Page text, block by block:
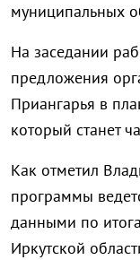
муниципальных
На заседании
предложения
Приангарья в
который станет
Как отметил
программы
данными по
Иркутской